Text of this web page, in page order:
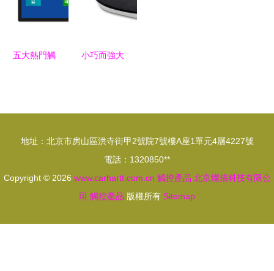
端
五大熱門觸
控產品
小巧而強大
地址：北京市房山區洪寺街甲2號院7號樓A座1單元4層4227號
電話：1320850**
Copyright © 2026 www.carhartt.com.cn 觸控產品 北京燦描科技有限公
司 觸控產品 版權所有 Sitemap